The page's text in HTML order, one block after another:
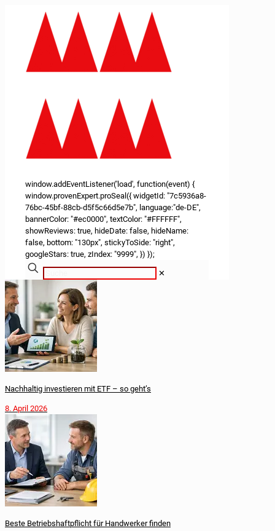
window.addEventListener('load', function(event) {
window.provenExpert.proSeal({ widgetId: "7c5936a8-
76bc-45bf-88cb-d5f5c66d5e7b", language:"de-DE",
bannerColor: "#ec0000", textColor: "#FFFFFF",
showReviews: true, hideDate: false, hideName:
false, bottom: "130px", stickyToSide: "right",
googleStars: true, zIndex: "9999", }) });
✕
Nachhaltig investieren mit ETF – so geht’s
8. April 2026
Beste Betriebshaftpflicht für Handwerker finden